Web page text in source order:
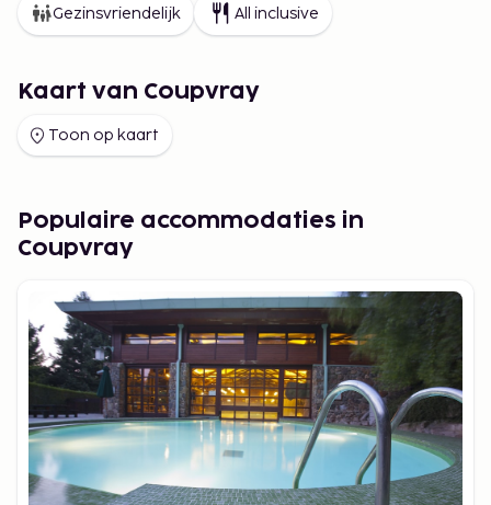
Gezinsvriendelijk All inclusive
Kaart van Coupvray
Toon op kaart
Populaire accommodaties in
Coupvray